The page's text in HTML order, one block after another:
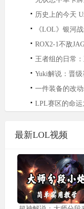
历史上的今天
《LOL》银河
ROX2-1不敌
王者组的日常
Yuki解说：晋
一件装备的改
LPL赛区的命运
最新LOL视频